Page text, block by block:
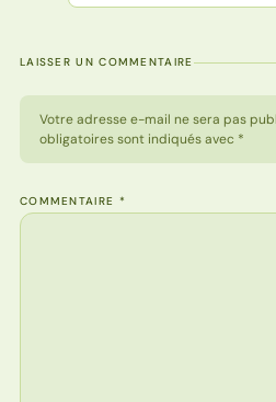
LAISSER UN COMMENTAIRE
Votre adresse e-mail ne sera pas
obligatoires sont indiqués avec *
COMMENTAIRE *